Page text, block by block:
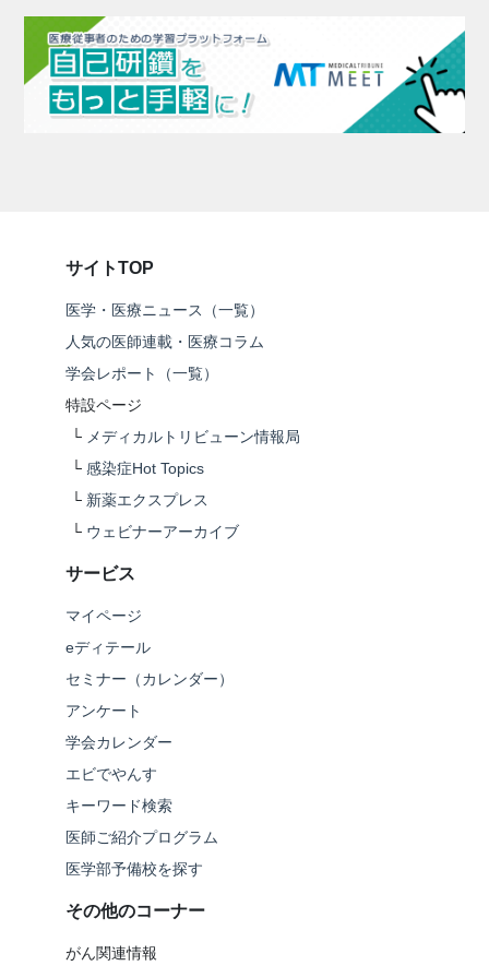
サイトTOP
医学・医療ニュース（一覧）
人気の医師連載・医療コラム
学会レポート（一覧）
特設ページ
└ メディカルトリビューン情報局
└ 感染症Hot Topics
└ 新薬エクスプレス
└ ウェビナーアーカイブ
サービス
マイページ
eディテール
セミナー（カレンダー）
アンケート
学会カレンダー
エビでやんす
キーワード検索
医師ご紹介プログラム
医学部予備校を探す
その他のコーナー
がん関連情報